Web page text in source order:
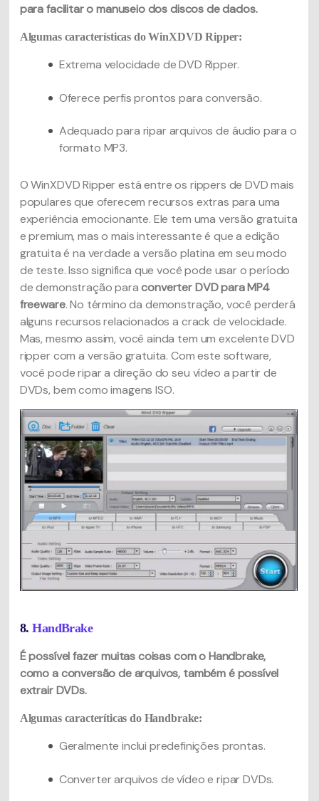
para facilitar o manuseio dos discos de dados.
Algumas características do WinXDVD Ripper:
Extrema velocidade de DVD Ripper.
Oferece perfis prontos para conversão.
Adequado para ripar arquivos de áudio para o
formato MP3.
O WinXDVD Ripper está entre os rippers de DVD mais
populares que oferecem recursos extras para uma
experiência emocionante. Ele tem uma versão gratuita
e premium, mas o mais interessante é que a edição
gratuita é na verdade a versão platina em seu modo
de teste. Isso significa que você pode usar o período
de demonstração paraconverter DVD para MP4
freeware. No término da demonstração, você perderá
alguns recursos relacionados a crack de velocidade.
Mas, mesmo assim, você ainda tem um excelente DVD
ripper com a versão gratuita. Com este software,
você pode ripar a direção do seu vídeo a partir de
DVDs, bem como imagens ISO.
8.HandBrake
É possível fazer muitas coisas com o Handbrake,
como a conversão de arquivos, também é possível
extrair DVDs.
Algumas caracteríticas do Handbrake:
Geralmente inclui predefinições prontas.
Converter arquivos de vídeo e ripar DVDs.